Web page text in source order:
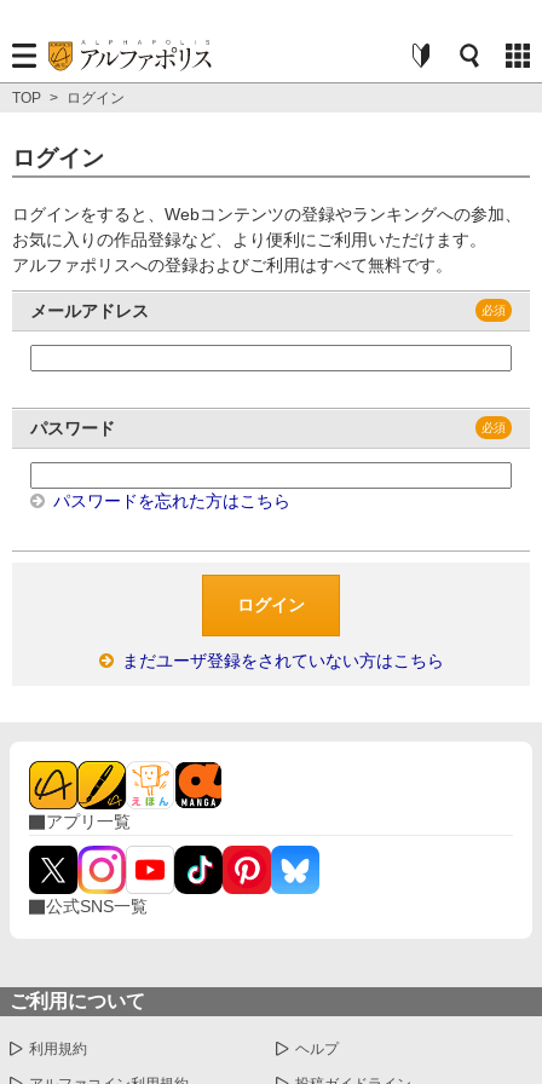
TOP > ログイン
ログイン
ログインをすると、Webコンテンツの登録やランキングへの参加、
お気に入りの作品登録など、より便利にご利用いただけます。
アルファポリスへの登録およびご利用はすべて無料です。
メールアドレス
パスワード
パスワードを忘れた方はこちら
まだユーザ登録をされていない方はこちら
アプリ一覧
公式SNS一覧
ご利用について
利用規約 ヘルプ